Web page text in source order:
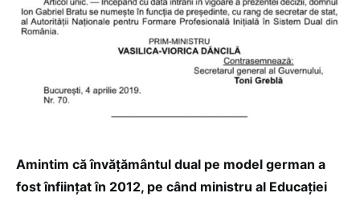
Amintim că învățământul dual pe model german a
fost înființat în 2012, pe când ministru al Educației